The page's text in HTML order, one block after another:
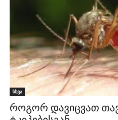
სხვა
როგორ დავიცვათ